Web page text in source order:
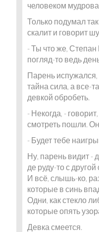
человеком
Только подумал
скалит и говорит
- Ты что же,
погляд-то ведь
Парень испужался,
тайна сила, а все-
девкой обробеть.
- Некогда, -
смотреть пошли.
- Будет тебе
Ну, парень видит -
де руду-то с
И всё, слышь-ко,
которые в синь
Одни, как стекло
которые опять
Девка смеется.